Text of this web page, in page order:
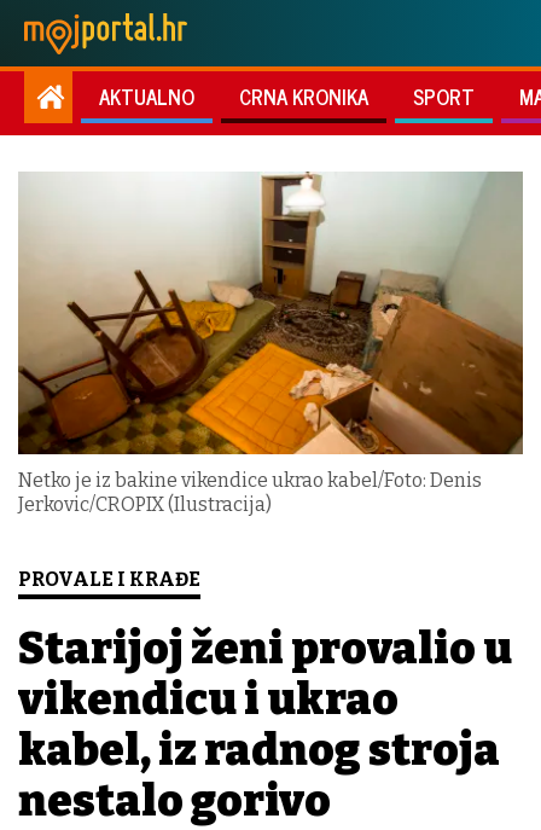
AKTUALNO CRNA KRONIKA SPORT
Netko je iz bakine vikendice ukrao kabel/Foto: Denis
Jerkovic/CROPIX (Ilustracija)
PROVALE I KRAĐE
Starijoj ženi provalio u
vikendicu i ukrao
kabel, iz radnog stroja
nestalo gorivo